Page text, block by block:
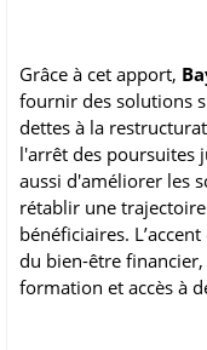
Grâce à cet apport,
fournir des solutions
dettes à la
l'arrêt des poursuites
aussi d'améliorer les
rétablir une
bénéficiaires.
du bien-être
formation et accès à